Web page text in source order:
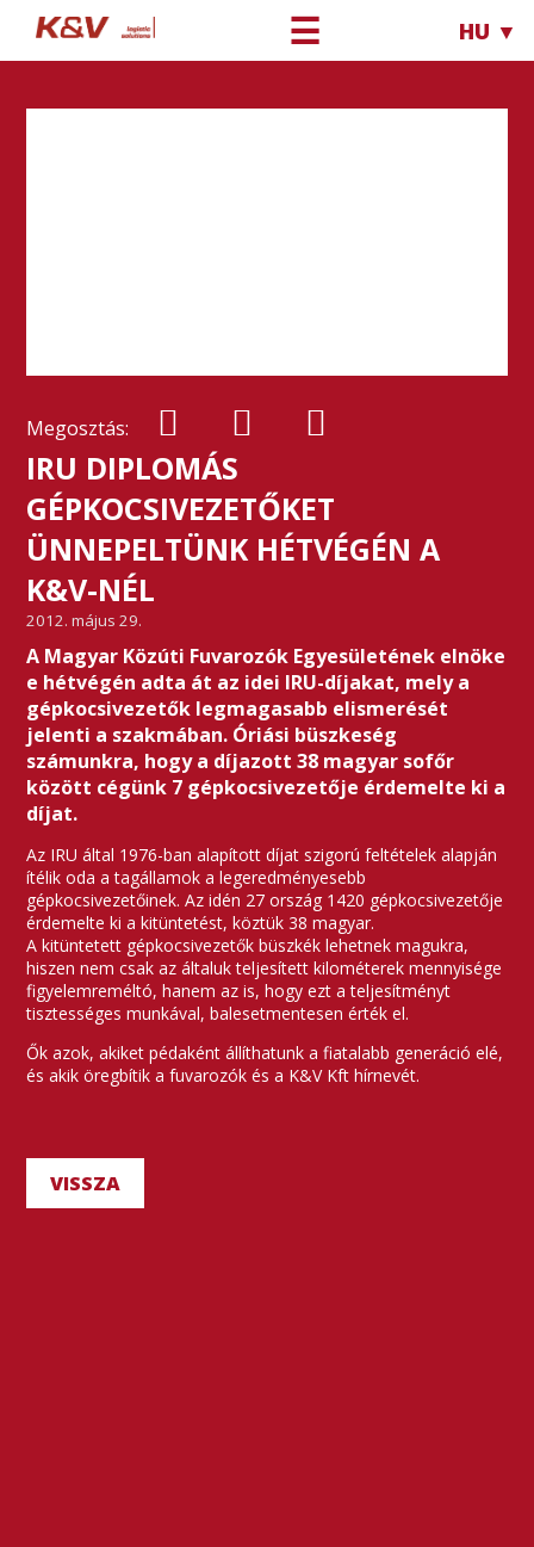
☰ HU ▼
Megosztás:
IRU DIPLOMÁS
GÉPKOCSIVEZETŐKET
ÜNNEPELTÜNK HÉTVÉGÉN A
K&V-NÉL
2012. május 29.
A Magyar Közúti Fuvarozók Egyesületének elnöke
e hétvégén adta át az idei IRU-díjakat, mely a
gépkocsivezetők legmagasabb elismerését
jelenti a szakmában. Óriási büszkeség
számunkra, hogy a díjazott 38 magyar sofőr
között cégünk 7 gépkocsivezetője érdemelte ki a
díjat.
Az IRU által 1976-ban alapított díjat szigorú feltételek alapján
ítélik oda a tagállamok a legeredményesebb
gépkocsivezetőinek. Az idén 27 ország 1420 gépkocsivezetője
érdemelte ki a kitüntetést, köztük 38 magyar.
A kitüntetett gépkocsivezetők büszkék lehetnek magukra,
hiszen nem csak az általuk teljesített kilométerek mennyisége
figyelemreméltó, hanem az is, hogy ezt a teljesítményt
tisztességes munkával, balesetmentesen érték el.
Ők azok, akiket pédaként állíthatunk a fiatalabb generáció elé,
és akik öregbítik a fuvarozók és a K&V Kft hírnevét.
VISSZA